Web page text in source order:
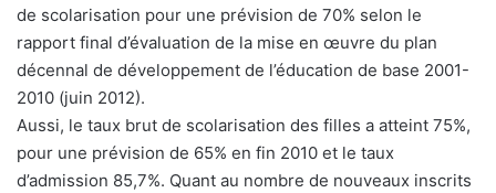
de scolarisation pour une prévision de 70% selon le
rapport final d’évaluation de la mise en œuvre du plan
décennal de développement de l’éducation de base 2001-
2010 (juin 2012).
Aussi, le taux brut de scolarisation des filles a atteint 75%,
pour une prévision de 65% en fin 2010 et le taux
d’admission 85,7%. Quant au nombre de nouveaux inscrits